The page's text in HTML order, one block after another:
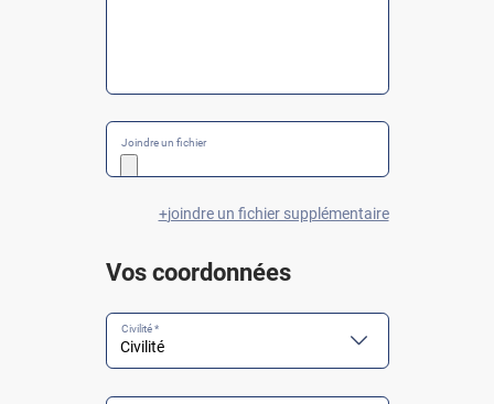
Vos coordonnées
Civilité *
Joindre un fichier
joindre un fichier supplémentaire